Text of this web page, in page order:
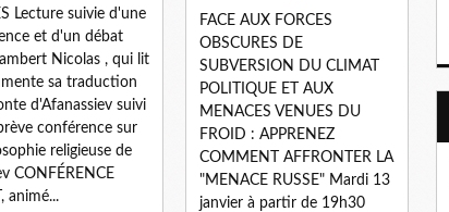
Lecture suivie d'une
et d'un débat
Nicolas , qui lit
sa traduction
d'Afanassiev suivi
conférence sur
religieuse de
CONFÉRENCE
animé...
FACE AUX FORCES
OBSCURES DE
SUBVERSION DU CLIMAT
POLITIQUE ET AUX
MENACES VENUES DU
FROID : APPRENEZ
COMMENT AFFRONTER LA
"MENACE RUSSE" Mardi 13
janvier à partir de 19h30